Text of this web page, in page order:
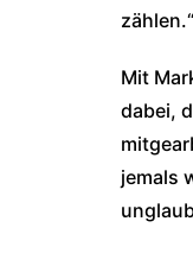
zählen.“
Mit
dabei,
jemals